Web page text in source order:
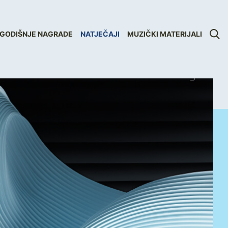
GODIŠNJE NAGRADE NATJEČAJI MUZIČKI MATERIJALI